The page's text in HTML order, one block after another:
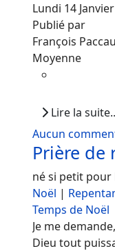
Lundi 14
Publié par
François
Moyenne
Lire la
Aucun
Prière de
né si petit pour
Noël |
Temps de Noël
Je me
Dieu tout